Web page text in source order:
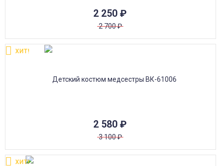
2 250 ₽
2 700₽
2 580 ₽
3 100₽
ХИТ!
ХИТ!